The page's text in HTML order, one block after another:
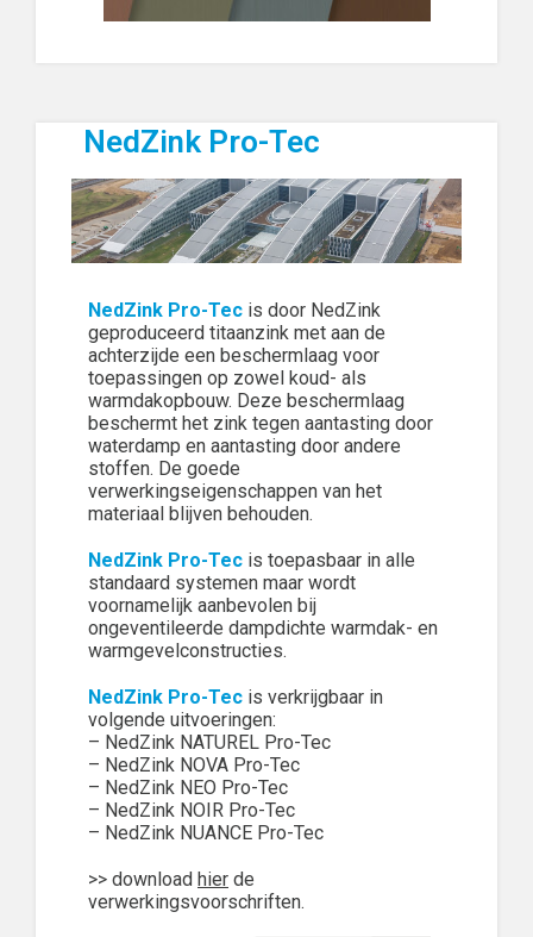
NedZink Pro-Tec
NedZink Pro-Tec is door NedZink
geproduceerd titaanzink met aan de
achterzijde een beschermlaag voor
toepassingen op zowel koud- als
warmdakopbouw. Deze beschermlaag
beschermt het zink tegen aantasting door
waterdamp en aantasting door andere
stoffen. De goede
verwerkingseigenschappen van het
materiaal blijven behouden.
NedZink Pro-Tec is toepasbaar in alle
standaard systemen maar wordt
voornamelijk aanbevolen bij
ongeventileerde dampdichte warmdak- en
warmgevelconstructies.
NedZink Pro-Tec is verkrijgbaar in
volgende uitvoeringen:
– NedZink NATUREL Pro-Tec
– NedZink NOVA Pro-Tec
– NedZink NEO Pro-Tec
– NedZink NOIR Pro-Tec
– NedZink NUANCE Pro-Tec
>> download hier de
verwerkingsvoorschriften.